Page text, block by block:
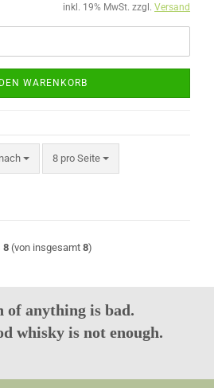
inkl. 19% MwSt. zzgl. Versand
WARENKORB
8 pro Seite
pro Seite
8 (von insgesamt 8)
of anything is bad.
whisky is not enough.